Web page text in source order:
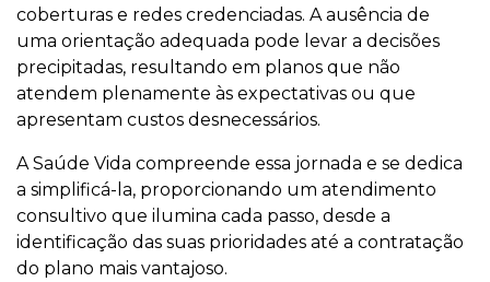
coberturas e redes credenciadas. A ausência de
uma orientação adequada pode levar a decisões
precipitadas, resultando em planos que não
atendem plenamente às expectativas ou que
apresentam custos desnecessários.
A Saúde Vida compreende essa jornada e se dedica
a simplificá-la, proporcionando um atendimento
consultivo que ilumina cada passo, desde a
identificação das suas prioridades até a contratação
do plano mais vantajoso.